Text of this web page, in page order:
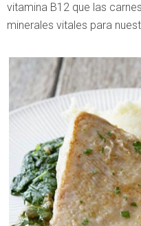
vitamina B12 que las
minerales vitales para